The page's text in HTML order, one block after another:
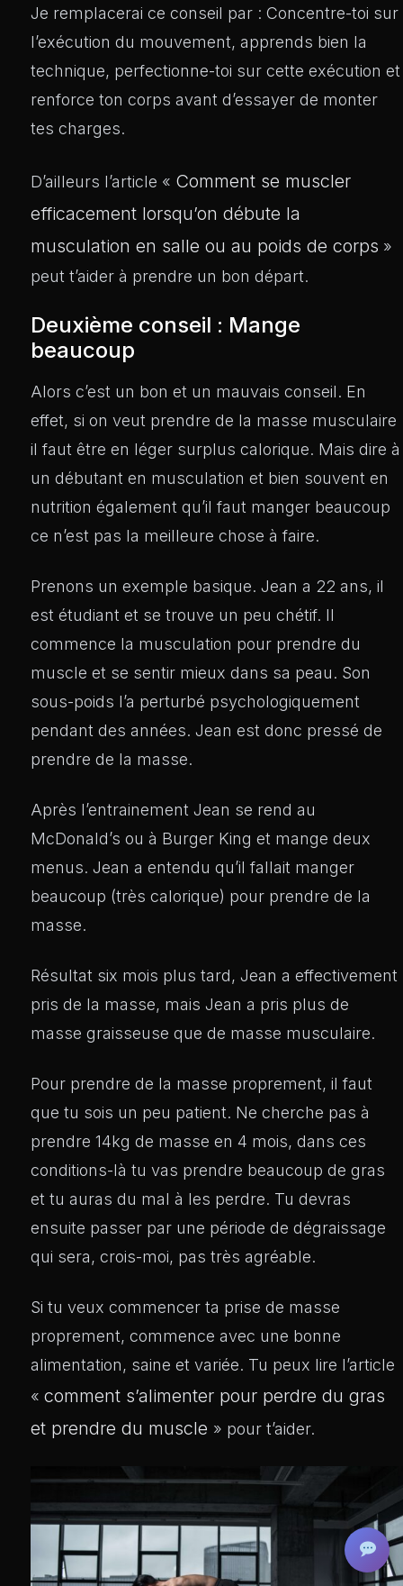
Je remplacerai ce conseil par : Concentre-toi sur
l’exécution du mouvement, apprends bien la
technique, perfectionne-toi sur cette exécution et
renforce ton corps avant d’essayer de monter
tes charges.
D’ailleurs l’article « Comment se muscler
efficacement lorsqu’on débute la
musculation en salle ou au poids de corps »
peut t’aider à prendre un bon départ.
Deuxième conseil : Mange
beaucoup
Alors c’est un bon et un mauvais conseil. En
effet, si on veut prendre de la masse musculaire
il faut être en léger surplus calorique. Mais dire à
un débutant en musculation et bien souvent en
nutrition également qu’il faut manger beaucoup
ce n’est pas la meilleure chose à faire.
Prenons un exemple basique. Jean a 22 ans, il
est étudiant et se trouve un peu chétif. Il
commence la musculation pour prendre du
muscle et se sentir mieux dans sa peau. Son
sous-poids l’a perturbé psychologiquement
pendant des années. Jean est donc pressé de
prendre de la masse.
Après l’entrainement Jean se rend au
McDonald’s ou à Burger King et mange deux
menus. Jean a entendu qu’il fallait manger
beaucoup (très calorique) pour prendre de la
masse.
Résultat six mois plus tard, Jean a effectivement
pris de la masse, mais Jean a pris plus de
masse graisseuse que de masse musculaire.
Pour prendre de la masse proprement, il faut
que tu sois un peu patient. Ne cherche pas à
prendre 14kg de masse en 4 mois, dans ces
conditions-là tu vas prendre beaucoup de gras
et tu auras du mal à les perdre. Tu devras
ensuite passer par une période de dégraissage
qui sera, crois-moi, pas très agréable.
Si tu veux commencer ta prise de masse
proprement, commence avec une bonne
alimentation, saine et variée. Tu peux lire l’article
« comment s’alimenter pour perdre du gras
et prendre du muscle » pour t’aider.